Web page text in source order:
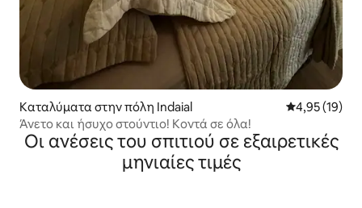
Καταλύματα στην πόλη Indaial Μέση
4,95 (19)
Άνετο και ήσυχο στούντιο! Κοντά σε όλα!
Οι ανέσεις του σπιτιού σε εξαιρετικές
μηνιαίες τιμές